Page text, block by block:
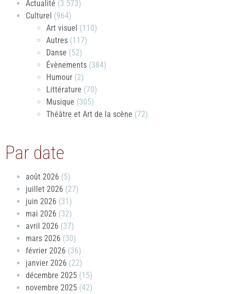
Actualité (3 573)
Culturel (964)
Art visuel (110)
Autres (117)
Danse (52)
Évènements (384)
Humour (2)
Littérature (70)
Musique (305)
Théâtre et Art de la scène (72)
Par date
août 2026 (5)
juillet 2026 (27)
juin 2026 (31)
mai 2026 (32)
avril 2026 (37)
mars 2026 (30)
février 2026 (36)
janvier 2026 (22)
décembre 2025 (15)
novembre 2025 (42)